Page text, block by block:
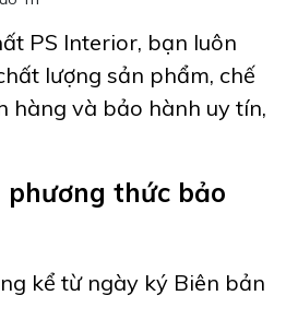
PS Interior, bạn luôn
lượng sản phẩm, chế
hàng và bảo hành uy tín,
phương thức bảo
kể từ ngày ký Biên bản